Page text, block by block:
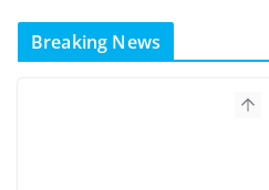
Breaking News